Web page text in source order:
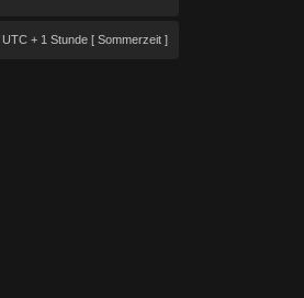
+ 1 Stunde [ Sommerzeit ]